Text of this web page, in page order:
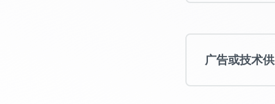
广告或技术